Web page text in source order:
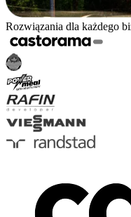
Rozwiązania dla każdego